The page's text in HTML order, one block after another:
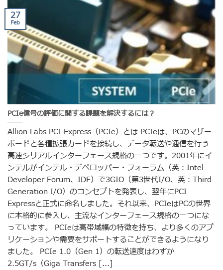
PCIe信号の評価に関する課題を解決するには？
Allion Labs PCI Express（PCIe）とは PCIeは、PCのマザー
ボードと各種拡張カードを接続し、データ転送や通信を行う
高速シリアルインターフェース規格の一つです。2001年にイ
ンテルがインテル・デベロッパー・フォーラム（英：Intel
Developer Forum、IDF）で3GIO（第3世代I/O、英：Third
Generation I/O）のコンセプトを発表し、翌年にPCI
Expressと正式に命名しました。それ以来、PCIeはPCの世界
に本格的に参入し、主流なインターフェース規格の一つにな
っています。 PCIeは高帯域幅の特徴を持ち、より多くのアプ
リケーションや需要をサポートすることができるようになり
ました。 PCIe 1.0（Gen 1）の転送速度はわずか
2.5GT/s（Giga Transfers [...]
27
Feb